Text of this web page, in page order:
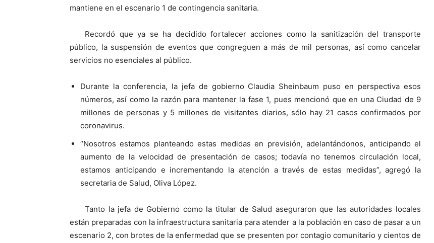
mantiene en el escenario 1 de contingencia sanitaria.
Recordó que ya se ha decidido fortalecer acciones como la sanitización del transporte
público, la suspensión de eventos que congreguen a más de mil personas, así como cancelar
servicios no esenciales al público.
Durante la conferencia, la jefa de gobierno Claudia Sheinbaum puso en perspectiva esos
números, así como la razón para mantener la fase 1, pues mencionó que en una Ciudad de 9
millones de personas y 5 millones de visitantes diarios, sólo hay 21 casos confirmados por
coronavirus.
“Nosotros estamos planteando estas medidas en previsión, adelantándonos, anticipando el
aumento de la velocidad de presentación de casos; todavía no tenemos circulación local,
estamos anticipando e incrementando la atención a través de estas medidas”, agregó la
secretaria de Salud, Oliva López.
Tanto la jefa de Gobierno como la titular de Salud aseguraron que las autoridades locales
están preparadas con la infraestructura sanitaria para atender a la población en caso de pasar a un
escenario 2, con brotes de la enfermedad que se presenten por contagio comunitario y cientos de